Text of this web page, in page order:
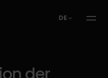
DE